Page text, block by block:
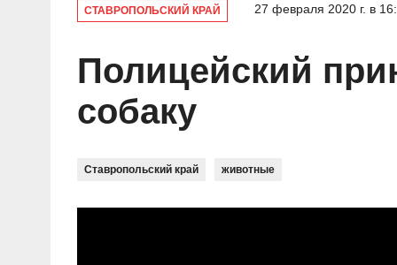
СТАВРОПОЛЬСКИЙ КРАЙ 27 февраля 2020 г. в
Полицейский
собаку
Ставропольский край животные